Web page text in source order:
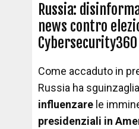
Russia:
news contro
Cybersecurity360
Come accaduto in
Russia ha
influenzare le
presidenziali in